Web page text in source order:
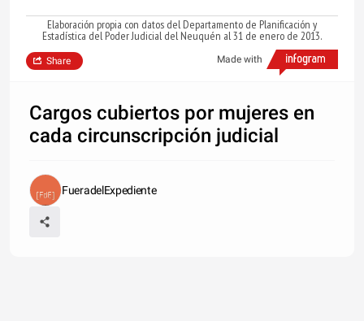
Elaboración propia con datos del Departamento de Planificación y
Estadística del Poder Judicial del Neuquén al 31 de enero de 2013.
Made with
Share
Cargos cubiertos por mujeres en
cada circunscripción judicial
FueradelExpediente